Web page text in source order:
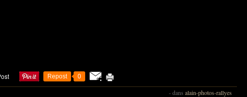
Repost 0
-dans alain-photos-rallyes